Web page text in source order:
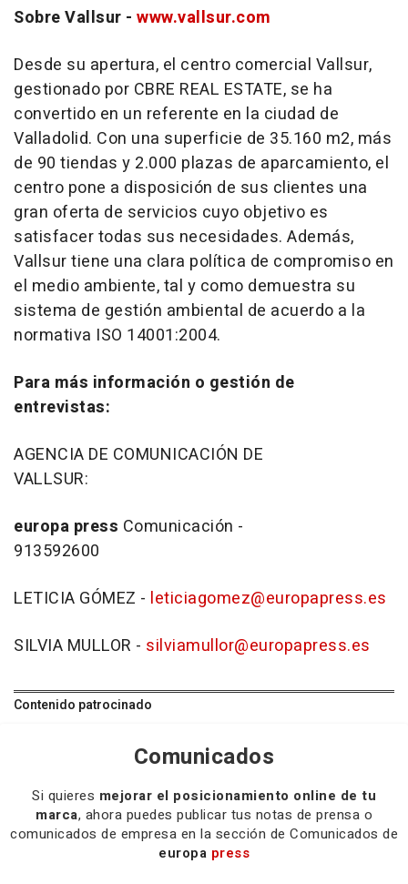
Sobre Vallsur - www.vallsur.com
Desde su apertura, el centro comercial Vallsur,
gestionado por CBRE REAL ESTATE, se ha
convertido en un referente en la ciudad de
Valladolid. Con una superficie de 35.160 m2, más
de 90 tiendas y 2.000 plazas de aparcamiento, el
centro pone a disposición de sus clientes una
gran oferta de servicios cuyo objetivo es
satisfacer todas sus necesidades. Además,
Vallsur tiene una clara política de compromiso en
el medio ambiente, tal y como demuestra su
sistema de gestión ambiental de acuerdo a la
normativa ISO 14001:2004.
Para más información o gestión de
entrevistas:
AGENCIA DE COMUNICACIÓN DE
europa press Comunicación -
LETICIA GÓMEZ - leticiagomez@europapress.es
SILVIA MULLOR - silviamullor@europapress.es
Contenido patrocinado
Comunicados
Si quieres mejorar el posicionamiento online de tu
marca, ahora puedes publicar tus notas de prensa o
comunicados de empresa en la sección de Comunicados de
europa press